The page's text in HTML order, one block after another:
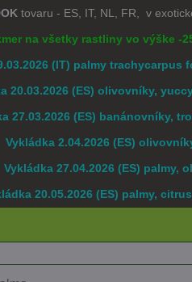
tovaru - ES, IT, NL, FR, v
na všetky rastliny vo výške -
(IT) palmy
20.03.2026 (ES) olivovníky,
27.03.2026 (ES) banánovníky,
Vykládka 2.04.2026 (ES)
Vykládka 27.04.2026 (ES) palmy,
20.05.2026 (ES) palmy,